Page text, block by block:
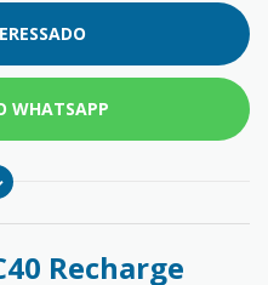
WHATSAPP
Recharge